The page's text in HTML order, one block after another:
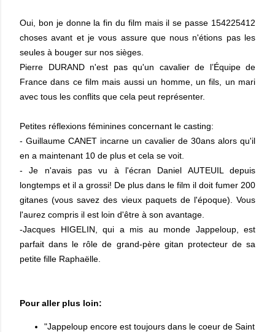
Oui, bon je donne la fin du film mais il se passe 154225412
choses avant et je vous assure que nous n'étions pas les
seules à bouger sur nos sièges.
Pierre DURAND n'est pas qu'un cavalier de l’Équipe de
France dans ce film mais aussi un homme, un fils, un mari
avec tous les conflits que cela peut représenter.
Petites réflexions féminines concernant le casting:
- Guillaume CANET incarne un cavalier de 30ans alors qu'il
en a maintenant 10 de plus et cela se voit.
- Je n'avais pas vu à l'écran Daniel AUTEUIL depuis
longtemps et il a grossi! De plus dans le film il doit fumer 200
gitanes (vous savez des vieux paquets de l'époque). Vous
l'aurez compris il est loin d'être à son avantage.
-Jacques HIGELIN, qui a mis au monde Jappeloup, est
parfait dans le rôle de grand-père gitan protecteur de sa
petite fille Raphaëlle.
Pour aller plus loin:
"Jappeloup encore est toujours dans le coeur de Saint